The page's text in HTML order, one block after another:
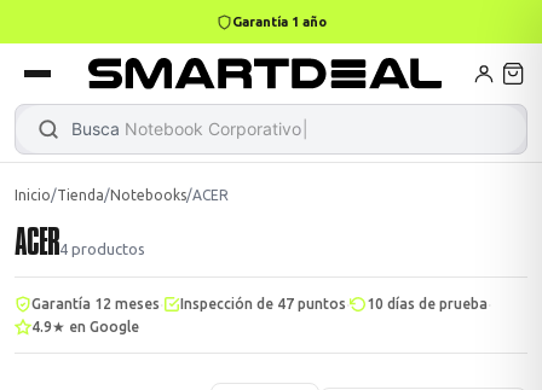
Garantía 1 año
Busca Notebook Corporativo
Gamer
MacBook Air
→
→
Mini PC
Inicio/Tienda/Notebooks/ACER
ACER4 productos
Garantía 12 meses Inspección de 47 puntos 10 días de prueba
4.9★ en Google